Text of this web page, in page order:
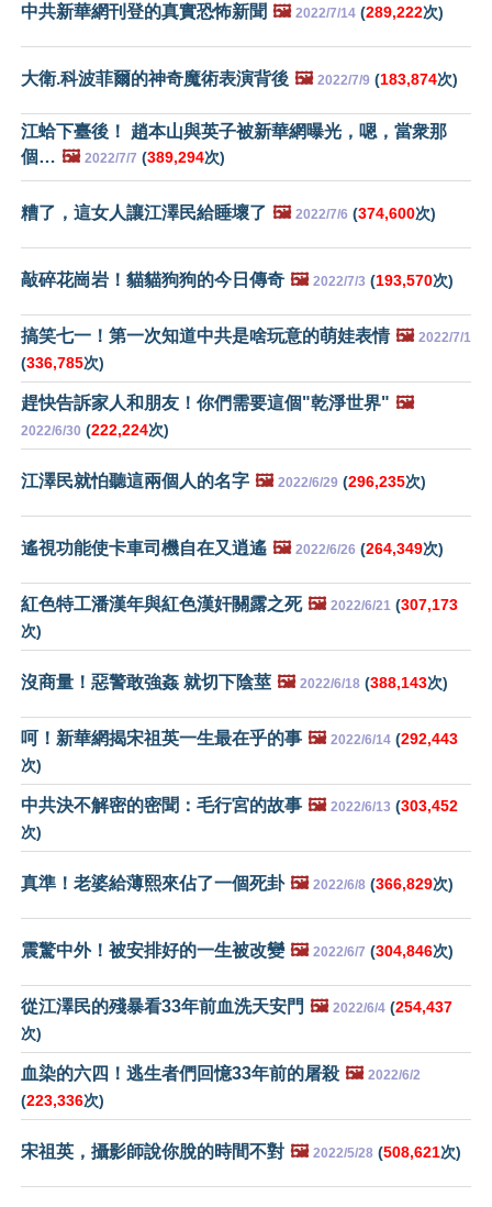
中共新華網刊登的真實恐怖新聞 🖼️ 2022/7/14 (289,222次)
大衛.科波菲爾的神奇魔術表演背後 🖼️ 2022/7/9 (183,874次)
江蛤下臺後！ 趙本山與英子被新華網曝光，嗯，當衆那
個… 🖼️ 2022/7/7 (389,294次)
糟了，這女人讓江澤民給睡壞了 🖼️ 2022/7/6 (374,600次)
敲碎花崗岩！貓貓狗狗的今日傳奇 🖼️ 2022/7/3 (193,570次)
搞笑七一！第一次知道中共是啥玩意的萌娃表情 🖼️ 2022/7/1
(336,785次)
趕快告訴家人和朋友！你們需要這個"乾淨世界" 🖼️
2022/6/30 (222,224次)
江澤民就怕聽這兩個人的名字 🖼️ 2022/6/29 (296,235次)
遙視功能使卡車司機自在又逍遙 🖼️ 2022/6/26 (264,349次)
紅色特工潘漢年與紅色漢奸關露之死 🖼️ 2022/6/21 (307,173
次)
沒商量！惡警敢強姦 就切下陰莖 🖼️ 2022/6/18 (388,143次)
呵！新華網揭宋祖英一生最在乎的事 🖼️ 2022/6/14 (292,443
次)
中共決不解密的密聞：毛行宮的故事 🖼️ 2022/6/13 (303,452
次)
真準！老婆給薄熙來佔了一個死卦 🖼️ 2022/6/8 (366,829次)
震驚中外！被安排好的一生被改變 🖼️ 2022/6/7 (304,846次)
從江澤民的殘暴看33年前血洗天安門 🖼️ 2022/6/4 (254,437
次)
血染的六四！逃生者們回憶33年前的屠殺 🖼️ 2022/6/2
(223,336次)
宋祖英，攝影師說你脫的時間不對 🖼️ 2022/5/28 (508,621次)